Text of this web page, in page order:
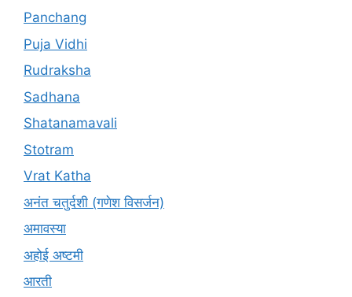
Panchang
Puja Vidhi
Rudraksha
Sadhana
Shatanamavali
Stotram
Vrat Katha
अनंत चतुर्दशी (गणेश विसर्जन)
अमावस्या
अहोई अष्टमी
आरती